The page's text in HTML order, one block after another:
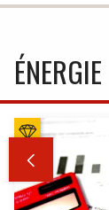
ÉNERGIE
